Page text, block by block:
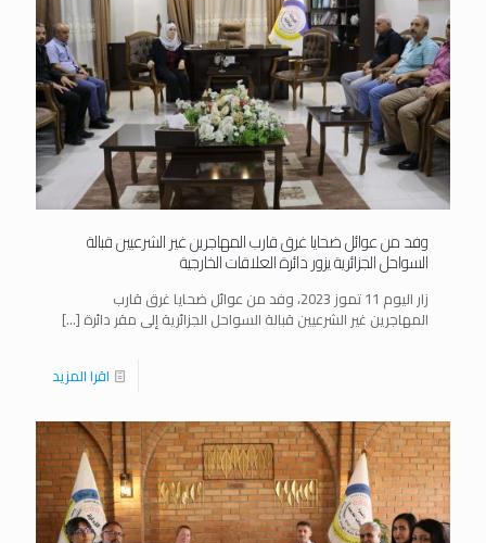
وفد من عوائل ضحايا غرق قارب المهاجرين غير الشرعيين قبالة
السواحل الجزائرية يزور دائرة العلاقات الخارجية
زار اليوم 11 تموز 2023، وفد من عوائل ضحايا غرق قارب
المهاجرين غير الشرعيين قبالة السواحل الجزائرية إلى مقر دائرة […]
اقرا المزيد